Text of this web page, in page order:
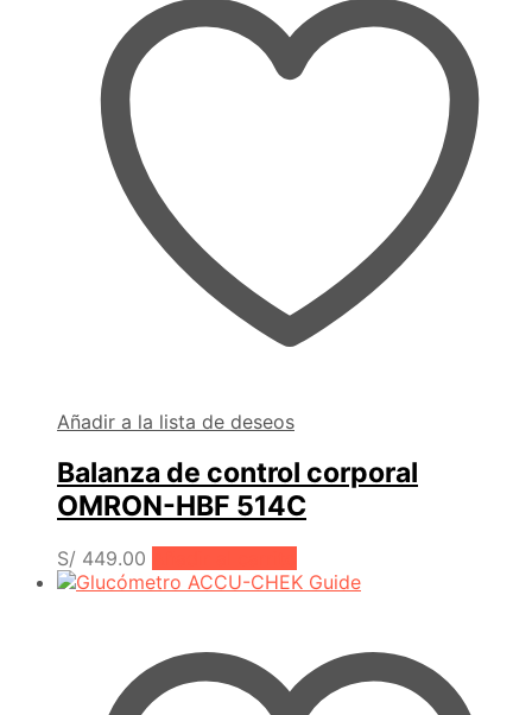
Añadir a la lista de deseos
Balanza de control corporal
OMRON-HBF 514C
S/ 449.00